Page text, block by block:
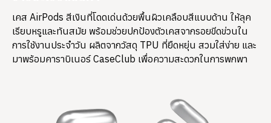
เคส AirPods สีเงินที่โดดเด่นด้วยพื้นผิวเคลือบสีแบบด้าน ให้ลุค
เรียบหรูและทันสมัย พร้อมช่วยปกป้องตัวเคสจากรอยขีดข่วนใน
การใช้งานประจำวัน ผลิตจากวัสดุ TPU ที่ยืดหยุ่น สวมใส่ง่าย และ
มาพร้อมคาราบิเนอร์ CaseClub เพื่อความสะดวกในการพกพา